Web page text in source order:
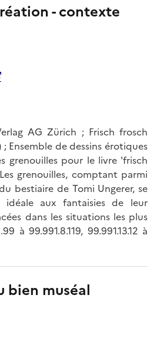
- contexte
AG Zürich ; Frisch frosch
Ensemble de dessins érotiques
grenouilles pour le livre 'frisch
grenouilles, comptant parmi
bestiaire de Tomi Ungerer, se
aux fantaisies de leur
dans les situations les plus
à 99.991.8.119, 99.991.13.12 à
bien muséal